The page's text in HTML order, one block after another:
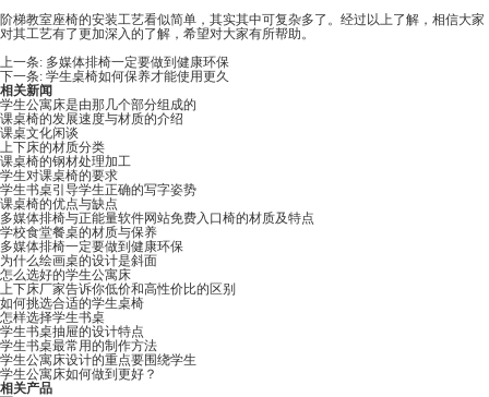
阶梯教室座椅的安装工艺看似简单，其实其中可复杂多了。经过以上了解，相信大家
对其工艺有了更加深入的了解，希望对大家有所帮助。
上一条: 多媒体排椅一定要做到健康环保
下一条: 学生桌椅如何保养才能使用更久
相关新闻
学生公寓床是由那几个部分组成的
课桌椅的发展速度与材质的介绍
课桌文化闲谈
上下床的材质分类
课桌椅的钢材处理加工
学生对课桌椅的要求
学生书桌引导学生正确的写字姿势
课桌椅的优点与缺点
多媒体排椅与正能量软件网站免费入口椅的材质及特点
学校食堂餐桌的材质与保养
多媒体排椅一定要做到健康环保
为什么绘画桌的设计是斜面
怎么选好的学生公寓床
上下床厂家告诉你低价和高性价比的区别
如何挑选合适的学生桌椅
怎样选择学生书桌
学生书桌抽屉的设计特点
学生书桌最常用的制作方法
学生公寓床设计的重点要围绕学生
学生公寓床如何做到更好？
相关产品